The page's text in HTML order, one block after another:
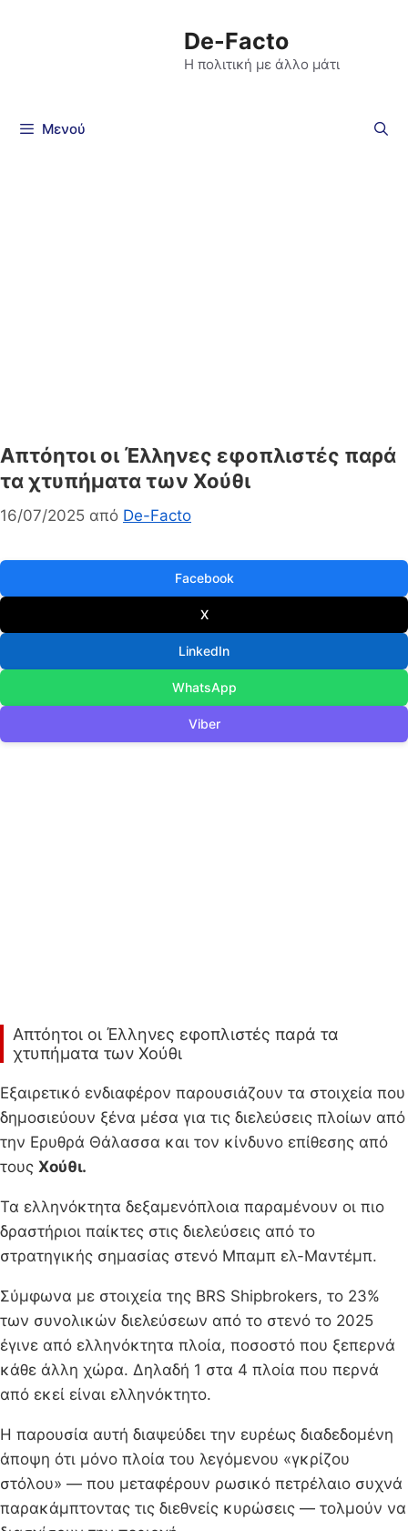
De-Facto
Η πολιτική με άλλο μάτι
Μενού
Απτόητοι οι Έλληνες εφοπλιστές παρά
τα χτυπήματα των Χούθι
16/07/2025 από De-Facto
Facebook
X
LinkedIn
WhatsApp
Viber
Απτόητοι οι Έλληνες εφοπλιστές παρά τα
χτυπήματα των Χούθι
Eξαιρετικό ενδιαφέρον παρουσιάζουν τα στοιχεία που
δημοσιεύουν ξένα μέσα για τις διελεύσεις πλοίων από
την Ερυθρά Θάλασσα και τον κίνδυνο επίθεσης από
τους Χούθι.
Τα ελληνόκτητα δεξαμενόπλοια παραμένουν οι πιο
δραστήριοι παίκτες στις διελεύσεις από το
στρατηγικής σημασίας στενό Μπαμπ ελ-Μαντέμπ.
Σύμφωνα με στοιχεία της BRS Shipbrokers, το 23%
των συνολικών διελεύσεων από το στενό το 2025
έγινε από ελληνόκτητα πλοία, ποσοστό που ξεπερνά
κάθε άλλη χώρα. Δηλαδή 1 στα 4 πλοία που περνά
από εκεί είναι ελληνόκτητο.
Η παρουσία αυτή διαψεύδει την ευρέως διαδεδομένη
άποψη ότι μόνο πλοία του λεγόμενου «γκρίζου
στόλου» — που μεταφέρουν ρωσικό πετρέλαιο συχνά
παρακάμπτοντας τις διεθνείς κυρώσεις — τολμούν να